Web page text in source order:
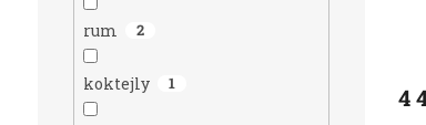
rum 2
koktejly 1 4